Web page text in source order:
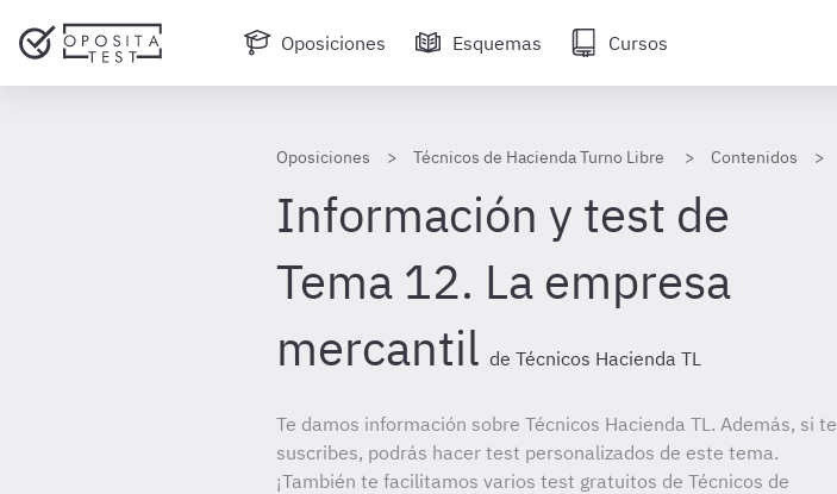
Oposiciones Esquemas Cursos
Oposiciones Técnicos de Hacienda Turno Libre Contenidos
Información y test de
Tema 12. La empresa
mercantil de Técnicos Hacienda TL
Te damos información sobre Técnicos Hacienda TL. Además, si te
suscribes, podrás hacer test personalizados de este tema.
¡También te facilitamos varios test gratuitos de Técnicos de